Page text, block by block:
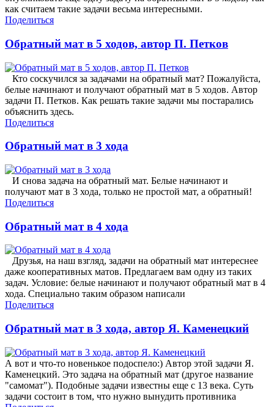
как считаем такие задачи весьма интересными.
Поделиться
Обратный мат в 5 ходов, автор П. Петков
Кто соскучился за задачами на обратный мат? Пожалуйста,
белые начинают и получают обратный мат в 5 ходов. Автор
задачи П. Петков. Как решать такие задачи мы постарались
объяснить здесь.
Поделиться
Обратный мат в 3 хода
И снова задача на обратный мат. Белые начинают и
получают мат в 3 хода, только не простой мат, а обратный!
Поделиться
Обратный мат в 4 хода
Друзья, на наш взгляд, задачи на обратный мат интереснее
даже кооперативных матов. Предлагаем вам одну из таких
задач. Условие: белые начинают и получают обратный мат в 4
хода. Специально таким образом написали
Поделиться
Обратный мат в 3 хода, автор Я. Каменецкий
А вот и что-то новенькое подоспело:) Автор этой задачи Я.
Каменецкий. Это задача на обратный мат (другое название
"самомат"). Подобные задачи известны еще с 13 века. Суть
задачи состоит в том, что нужно вынудить противника